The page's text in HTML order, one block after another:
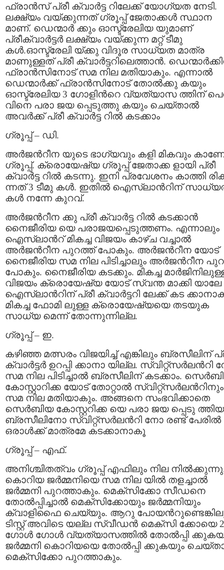
ഫ്രാന്‍സ് പ്രീ ക്വാര്‍ട്ട റിലേക്ക് യോഗ്യത നേടി.
ലക്ഷ്യം വയ്ക്കുന്നത് ഗ്രൂപ്പ് ജേതാക്കള്‍ സ്ഥാന
മാണ്. ഡെന്മാര്‍ ക്കും ഓസ്ട്രേലിയ യുമാണ്
പ്രീക്വാര്‍ട്ടര്‍ ലക്ഷ്യം വയ്ക്കുന്ന മറ്റ് ടീമു
കള്‍.ഓസ്ട്രേലി യ്ക്കു വിദൂര സാധ്യത മാത്ര
മാണുള്ളത് പ്രീ ക്വാര്‍ട്ടറിലെത്താന്‍.
ഫ്രാന്‍സിനോട് സമ നില മതിയാകും. എന്നാല്‍
ഡെന്മാര്‍ക്ക് ഫ്രാന്‍സിനോട് തോല്‍ക്കു കയും
ഓസ്ട്രേലിയ 3 ഗോളിന്‍റെ വ്യത്യാസ ത്തിന്
വിനെ പരാ ജയ പ്പെടുത്തു കയും ചെയ്താല്‍
അവര്‍ക്ക് പ്രീ ക്വാര്‍ട്ട റില്‍ കടക്കാം
ഗ്രൂപ്പ് – ഡി.
അര്‍ജന്‍റീന യുടെ ഭാഗ്യവും കളി മികവും
ഗ്രൂപ്പ്. ക്രൊയേഷ്യ ഗ്രൂപ്പ് ജേതാക്ക ളായി പ്രീ
ക്വാര്‍ട്ട റില്‍ കടന്നു. ഇനി പ്രവേശനം കാത്തി
ന്നത് 3 ടീമു കള്‍. ഇതില്‍ ഐസ്ലാന്‍റിന്
കള്‍ നന്നേ കുറവ്.
അര്‍ജന്‍റീന ക്കു പ്രീ ക്വാര്‍ട്ട റില്‍ കടക്കാന്‍
നൈജീരിയ യെ പരാജയപ്പെടുത്തണം. എന്നാലും
ഐസ്ലാന്‍റ് മികച്ച വിജയം കാ‍ഴ്ച വച്ചാല്‍
അര്‍ജന്‍റീന പുറത്ത് പോകും. അര്‍ജന്‍റീന യോട്
നൈജീരിയ സമ നില പിടിച്ചാലും അര്‍ജന്‍റീന
പോകും. നൈജീരിയ കടക്കും. മികച്ച
വിജയം ക്രൊയേഷ്യ യോട് സ്വന്ത മാക്കി യാലേ
ഐസ്ലാന്‍റിന് പ്രീ ക്വാര്‍ട്ടറി ലേക്ക് കട
മികച്ച ഫോമി ലുള്ള ക്രൊയേഷ്യയെ തടയുക
സാധ്യ മെന്ന് തോന്നുന്നില്ല.
ഗ്രൂപ്പ് – ഇ.
ക‍ഴിഞ്ഞ മത്സരം വിജയിച്ച്‌ എങ്കിലും ബ്രസീലിന്
ക്വാര്‍ട്ടര്‍ ഉറപ്പി ക്കാനാ യില്ല. സ്വിറ്റ്സര്‍ലന്‍റി
സമ നില പിടിച്ചാല്‍ ബ്രസീലിന് കടക്കാം.
കോസ്റ്റാറിക്ക യോട് തോറ്റാല്‍ സ്വിറ്റ്സര്‍ലന്‍റിനും
സമ നില മതിയാകും. അങ്ങനെ സംഭവിക്കാതെ
സെര്‍ബിയ കോസ്റ്ററിക്ക യെ പരാ ജയ പ്പെടു
ബ്രസീലിനോ സ്വിറ്റ്സര്‍ലന്‍റി നോ രണ്ട് പേരില്‍
ഒരാള്‍ക്ക് മാത്രമേ കടക്കാനാകൂ
ഗ്രൂപ്പ് – എഫ്.
അനിശ്ചിതത്വം ഗ്രൂപ്പ് എഫിലും നില
കൊറിയ ജര്‍മ്മനിയെ സമ നില യില്‍ തളച്ചാല്‍
ജര്‍മ്മനി പുറത്താകും. മെക്സിക്കോ സീഡനെ
തോല്‍പ്പിച്ചാല്‍ മെക്സിക്കോയും ജര്‍മ്മനിയും
ക്വാളിഫൈ ചെയ്യും. ആറു
ടിസ്റ്റ് അവിടെ യല്ല സ്വീഡന്‍ മെക്സി ക്കോയെ 2
ഗോള്‍ ഗോള്‍ വ്യത്യാസത്തില്‍ തോല്‍പ്പി
ജര്‍മ്മനി കൊറിയയെ തോല്‍പ്പി ക്കുകയും
മെക്സിക്കോ പുറത്താകും.